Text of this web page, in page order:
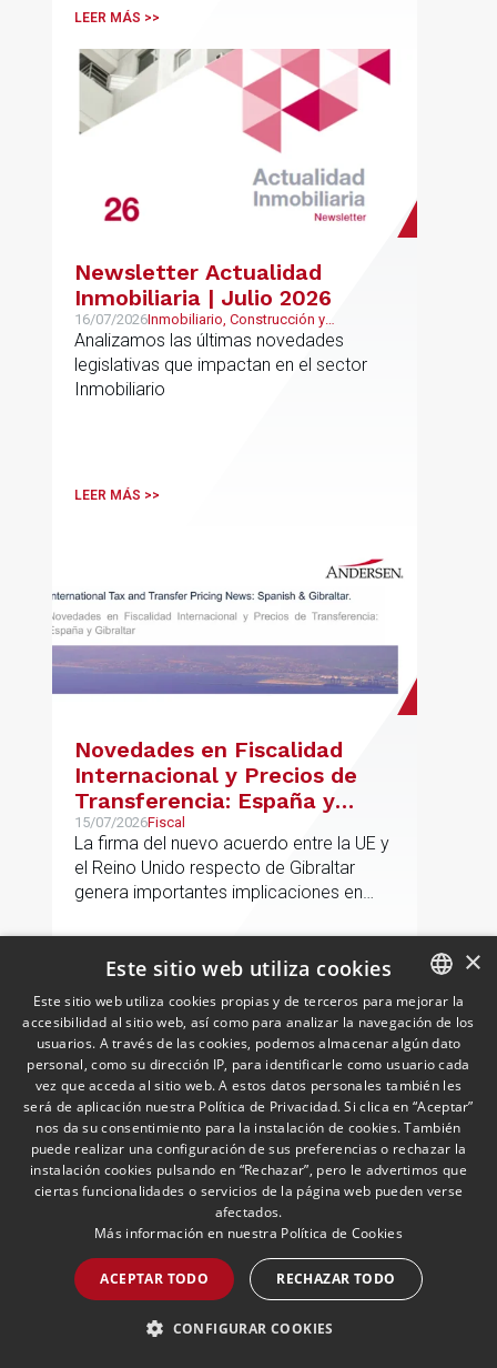
LEER MÁS >>
Newsletter Actualidad
Inmobiliaria | Julio 2026
16/07/2026Inmobiliario, Construcción y
Urbanismo
Analizamos las últimas novedades
legislativas que impactan en el sector
Inmobiliario
LEER MÁS >>
Novedades en Fiscalidad
Internacional y Precios de
Transferencia: España y
Gibraltar
15/07/2026Fiscal
La firma del nuevo acuerdo entre la UE y
el Reino Unido respecto de Gibraltar
genera importantes implicaciones en
vinculadas
LEER MÁS >>
ESG y Compliance: pilares de
la confianza en las
Fundaciones y Entidades del
Tercer Sector – La confianza
ya no se presume, se
15/07/2026Laboral, Mecenazgo & Fundaciones
Las fundaciones y demás entidades del
SPANISH
ENGLISH
PORTUGUESE
×
Este sitio web utiliza cookies
Este sitio web utiliza cookies propias y de terceros para mejorar la
accesibilidad al sitio web, así como para analizar la navegación de los
usuarios. A través de las cookies, podemos almacenar algún dato
personal, como su dirección IP, para identificarle como usuario cada
vez que acceda al sitio web. A estos datos personales también les
será de aplicación nuestra Política de Privacidad. Si clica en “Aceptar”
nos da su consentimiento para la instalación de cookies. También
puede realizar una configuración de sus preferencias o rechazar la
instalación cookies pulsando en “Rechazar”, pero le advertimos que
ciertas funcionalidades o servicios de la página web pueden verse
afectados.
Más información en nuestra Política de Cookies
ACEPTAR TODO RECHAZAR TODO
CONFIGURAR COOKIES